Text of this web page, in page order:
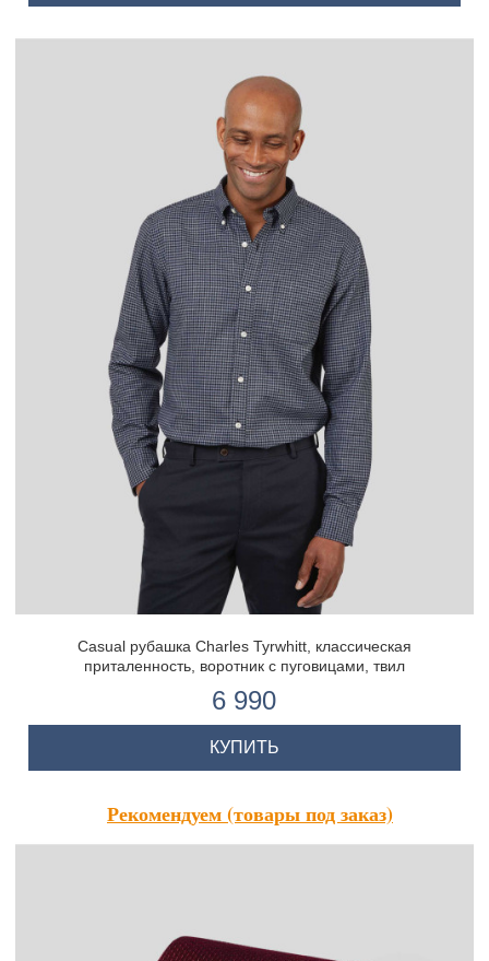
Casual рубашка Charles Tyrwhitt, классическая
приталенность, воротник с пуговицами, твил
6 990
КУПИТЬ
Рекомендуем (товары под заказ)